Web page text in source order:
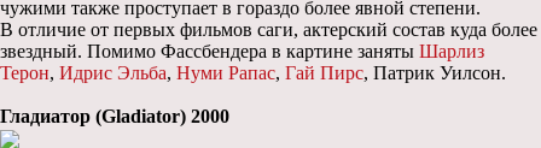
чужими также проступает в гораздо более явной степени.
В отличие от первых фильмов саги, актерский состав куда более
звездный. Помимо Фассбендера в картине заняты Шарлиз
Терон, Идрис Эльба, Нуми Рапас, Гай Пирс, Патрик Уилсон.
Гладиатор (Gladiator) 2000